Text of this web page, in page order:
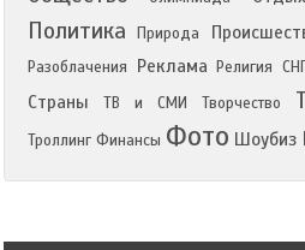
Политика Природа
Разоблачения
Реклама Религия
Страны
ТВ и СМИ Творчество
Троллинг Финансы Фото Шоубиз